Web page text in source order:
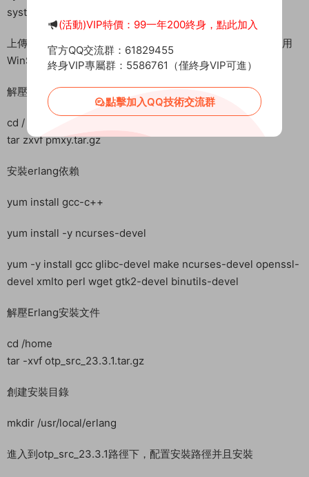
mysql5.7
Redis6.2
MongoDB4.4
之後才可以安裝，我們稍後在來安裝它）
同理，剛剛的安裝界面沒顯示日志。不過不影響，隻要這裏顯示
安裝好了即可。
systemctl disable firewalld
上傳pmxy.tar.gz到服務器根目錄(根目錄不是root目錄！！使用
WinSCP或其他工具上傳數據，也可以直接寶塔傳！！)
解壓pmxy.tar.gz
cd /
tar zxvf pmxy.tar.gz
安裝erlang依賴
yum install gcc-c++
yum install -y ncurses-devel
(活動)VIP特價：99一年200終身，點此加入
官方QQ交流群：61829455
終身VIP專屬群：5586761（僅終身VIP可進）
點擊加入QQ技術交流群